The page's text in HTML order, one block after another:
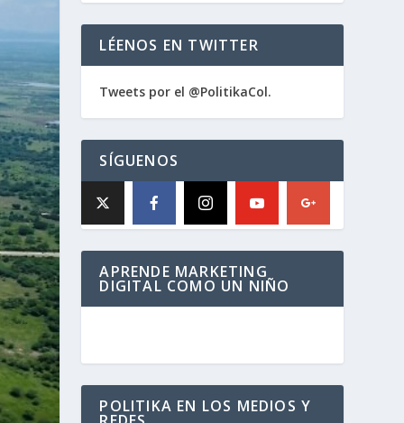
LÉENOS EN TWITTER
Tweets por el @PolitikaCol.
SÍGUENOS
APRENDE MARKETING
DIGITAL COMO UN NIÑO
POLITIKA EN LOS MEDIOS Y